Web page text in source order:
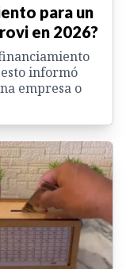
para un
en 2026?
informó
empresa o